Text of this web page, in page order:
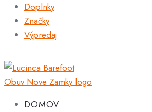
Doplnky
Značky
Výpredaj
DOMOV